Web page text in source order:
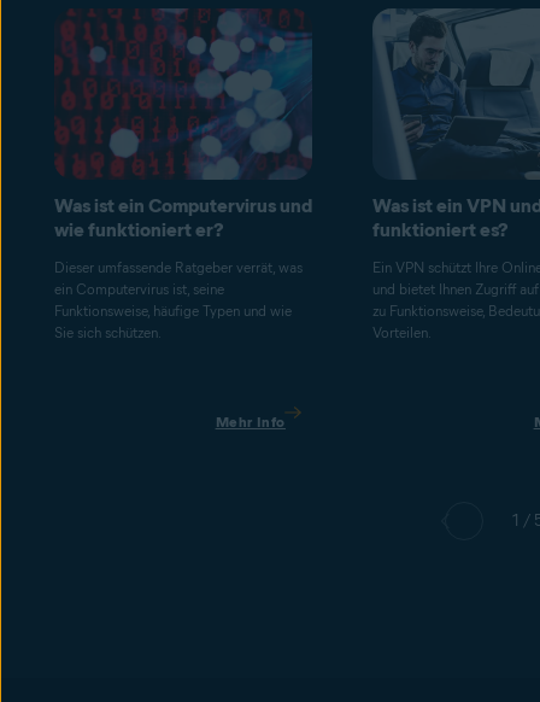
Was ist ein Computervirus und
wie funktioniert er?
Dieser umfassende Ratgeber verrät, was
ein Computervirus ist, seine
Funktionsweise, häufige Typen und wie
Sie sich schützen.
Mehr Info
Was ist ein VPN
funktioniert es?
Ein VPN schützt Ihre
und bietet Ihnen Zugriff
zu Funktionsweise,
Vorteilen.
1 /